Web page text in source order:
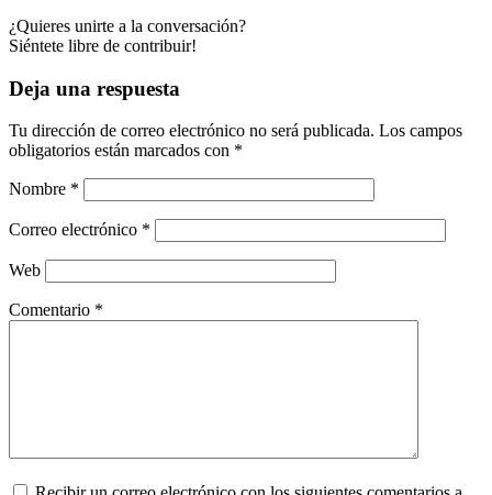
¿Quieres unirte a la conversación?
Siéntete libre de contribuir!
Deja una respuesta
Tu dirección de correo electrónico no será publicada. Los campos
obligatorios están marcados con *
Nombre *
Correo electrónico *
Web
Comentario *